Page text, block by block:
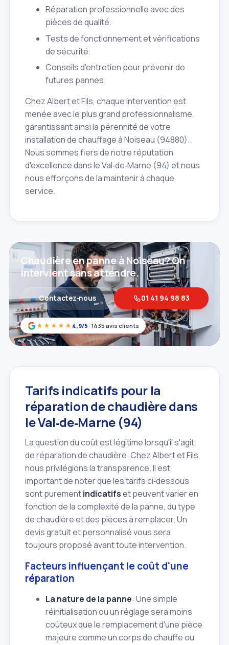
Réparation professionnelle avec des
pièces de qualité.
Tests de fonctionnement et vérifications
de sécurité.
Conseils d'entretien pour prévenir de
futures pannes.
Chez Albert et Fils, chaque intervention est
menée avec le plus grand professionnalisme,
garantissant ainsi la pérennité de votre
installation de chauffage à Noiseau (94880).
Nous sommes fiers de notre réputation
d'excellence dans le Val‑de‑Marne (94) et nous
nous efforçons de la maintenir à chaque
service.
★★★★★ 4,9/5 · 1435 avis clients
Chaudière en panne à Noiseau? On
intervient sans attendre.
Contactez‑nous 01 41 94 98 83
Tarifs indicatifs pour la
réparation de chaudière dans
le Val‑de‑Marne (94)
La question du coût est légitime lorsqu'il s'agit
de réparation de chaudière. Chez Albert et Fils,
nous privilégions la transparence. Il est
important de noter que les tarifs ci‑dessous
sont purementindicatifset peuvent varier en
fonction de la complexité de la panne, du type
de chaudière et des pièces à remplacer. Un
devis gratuit et personnalisé vous sera
toujours proposé avant toute intervention.
Facteurs influençant le coût d'une
réparation
La nature de la panne: Une simple
réinitialisation ou un réglage sera moins
coûteux que le remplacement d'une pièce
majeure comme un corps de chauffe ou